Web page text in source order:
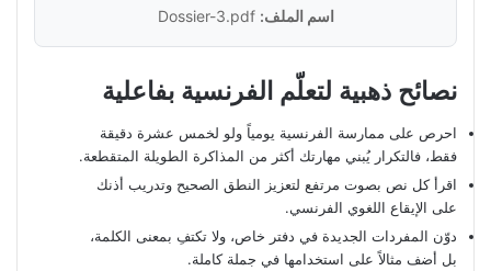
اسم الملف: Dossier-3.pdf
نصائح ذهبية لتعلّم الفرنسية بفاعلية
احرص على ممارسة الفرنسية يومياً ولو لخمس عشرة دقيقة
فقط، فالتكرار يُبني مهارتك أكثر من المذاكرة الطويلة المتقطعة.
اقرأ كل نص بصوت مرتفع لتعزيز النطق الصحيح وتدريب أذنك
على الإيقاع اللغوي الفرنسي.
دوّن المفردات الجديدة في دفتر خاص، ولا تكتفِ بمعنى الكلمة،
بل أضف مثالاً على استخدامها في جملة كاملة.